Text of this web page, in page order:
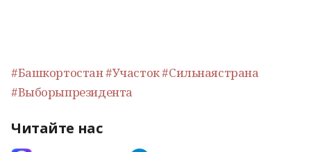
#Башкортостан#Участок#Сильнаястрана
#Выборыпрезидента
Читайте нас